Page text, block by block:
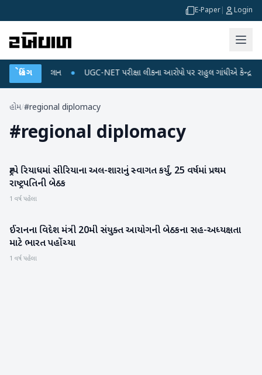
E-Paper Login
બ્રેકિંગ
અને ડેટા પ્લાન ● UGC-NET પરીક્ષા લીકના આરોપો પર રાહુલ ગાંધીએ કેન્દ્ર પર
હોમ/#regional diplomacy
#regional diplomacy
આંતરરાષ્ટ્રીય
ટ્રમ્પે રિયાધમાં સીરિયાના અલ-શારાનું સ્વાગત કર્યું, 25 વર્ષમાં પ્રથમ
રાષ્ટ્રપતિની બેઠક
1 વર્ષ પહેલા
રાષ્ટ્રીય
ઈરાનના વિદેશ મંત્રી 20મી સંયુક્ત આયોગની બેઠકના સહ-અધ્યક્ષતા
માટે ભારત પહોંચ્યા
1 વર્ષ પહેલા